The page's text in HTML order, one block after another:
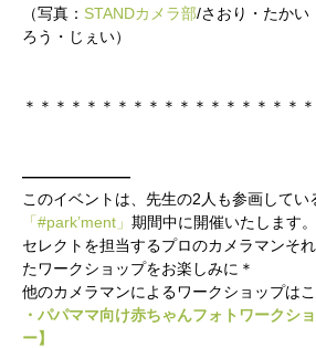
（写真： STANDカメラ部/さおり・たかい
ろう・じぇい）
＊＊＊＊＊＊＊＊＊＊＊＊＊＊＊＊＊＊＊
———————
このイベントは、先生の2人も参画してい
「#park’ment」 期間中に開催いたします。
セレクトを担当するプロのカメラマンそ
たワークショップをお楽しみに＊
他のカメラマンによるワークショップは
・パパママ向け赤ちゃんフォトワークシ
ー】